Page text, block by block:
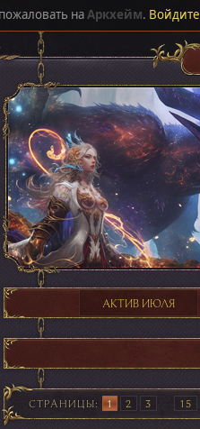
наАркхейм. Войдите
АКТИВ ИЮЛЯ
СТРАНИЦЫ 1 2 3 15